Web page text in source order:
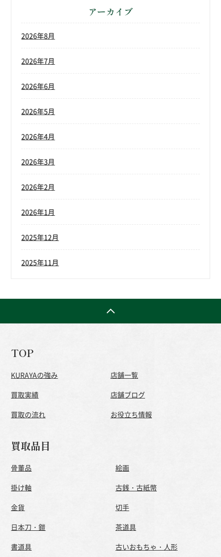
アーカイブ
2026年8月
2026年7月
2026年6月
2026年5月
2026年4月
2026年3月
2026年2月
2026年1月
2025年12月
2025年11月
TOP
KURAYAの強み
買取実績
買取の流れ
店舗一覧
店舗ブログ
お役立ち情報
買取品目
骨董品
絵画
掛け軸
古銭・古紙幣
金貨
切手
日本刀・鎧
茶道具
書道具
古いおもちゃ・人形